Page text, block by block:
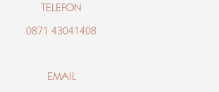
TELEFON
0871 43041408
EMAIL